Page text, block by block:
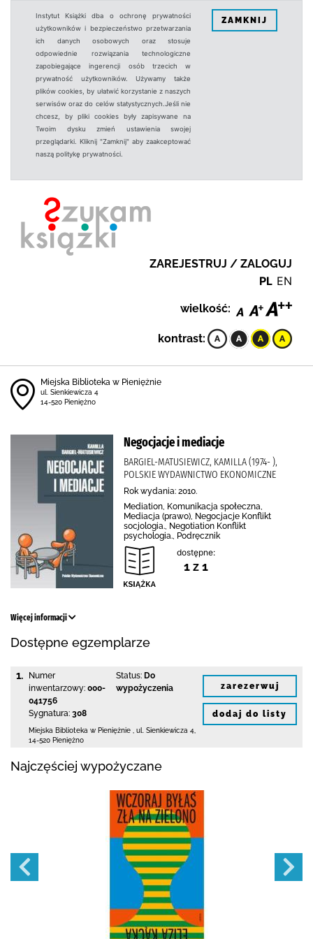
Instytut Książki dba o ochronę prywatności
użytkowników i bezpieczeństwo przetwarzania
ich danych osobowych oraz stosuje
odpowiednie rozwiązania technologiczne
zapobiegające ingerencji osób trzecich w
prywatność użytkowników. Używamy także
plików cookies, by ułatwić korzystanie z naszych
serwisów oraz do celów statystycznych.Jeśli nie
chcesz, by pliki cookies były zapisywane na
Twoim dysku zmień ustawienia swojej
przeglądarki. Kliknij "Zamknij" aby zaakceptować
naszą politykę prywatności.
ZAMKNIJ
ZAREJESTRUJ / ZALOGUJ
PL EN
wielkość:
kontrast:
Miejska Biblioteka w Pieniężnie
ul. Sienkiewicza 4
14-520 Pieniężno
Negocjacje i mediacje
BARGIEL-MATUSIEWICZ, KAMILLA (1974- ),
POLSKIE WYDAWNICTWO EKONOMICZNE
Rok wydania: 2010.
Mediation, Komunikacja społeczna,
Mediacja (prawo), Negocjacje Konflikt
socjologia., Negotiation Konflikt
psychologia., Podręcznik
dostępne:
1 z 1
Więcej informacji
Dostępne egzemplarze
1.
Numer
inwentarzowy: 000-
041756
Sygnatura: 308
Status: Do
wypożyczenia
Miejska Biblioteka w Pieniężnie ul. Sienkiewicza 4
14-520 Pieniężno
zarezerwuj
dodaj do listy
Najczęściej wypożyczane